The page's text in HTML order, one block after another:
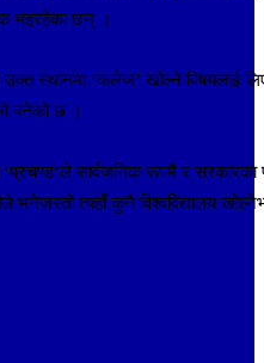
भइरहेका छन् ।
स्थानमा ‘कलेज’ खोल्ने विषयलाई
बनेको छ ।
‘प्रचण्ड’ले सार्वजनिक रूपमै र सरकारका
त्यहाँ कुनै विश्वविद्यालय